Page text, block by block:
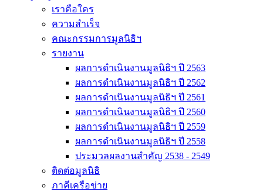
เราคือใคร
ความสำเร็จ
คณะกรรมการมูลนิธิฯ
รายงาน
ผลการดำเนินงานมูลนิธิฯ ปี 2563
ผลการดำเนินงานมูลนิธิฯ ปี 2562
ผลการดำเนินงานมูลนิธิฯ ปี 2561
ผลการดำเนินงานมูลนิธิฯ ปี 2560
ผลการดำเนินงานมูลนิธิฯ ปี 2559
ผลการดำเนินงานมูลนิธิฯ ปี 2558
ประมวลผลงานสำคัญ 2538 - 2549
ติดต่อมูลนิธิ
ภาคีเครือข่าย